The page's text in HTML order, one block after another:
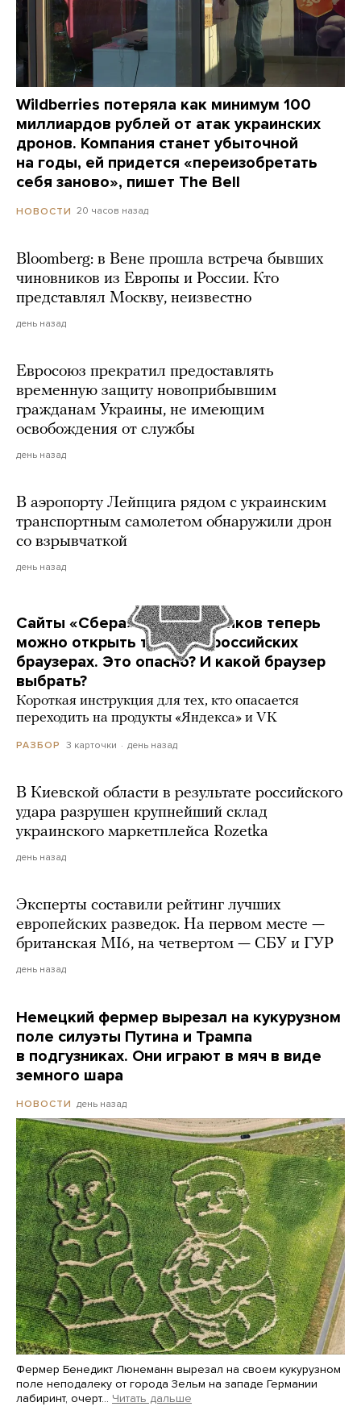
Wildberries потеряла как минимум 100
миллиардов рублей от атак украинских
дронов. Компания станет убыточной
на годы, ей придется «переизобретать
себя заново», пишет The Bell
НОВОСТИ 20 часов назад
Bloomberg: в Вене прошла встреча бывших
чиновников из Европы и России. Кто
представлял Москву, неизвестно
день назад
Евросоюз прекратил предоставлять
временную защиту новоприбывшим
гражданам Украины, не имеющим
освобождения от службы
день назад
В аэропорту Лейпцига рядом с украинским
транспортным самолетом обнаружили дрон
со взрывчаткой
день назад
Сайты «Сбера» и других банков теперь
можно открыть только в российских
браузерах. Это опасно? И какой браузер
выбрать?
Короткая инструкция для тех, кто опасается
переходить на продукты «Яндекса» и VK
РАЗБОР 3 карточки день назад
В Киевской области в результате российского
удара разрушен крупнейший склад
украинского маркетплейса Rozetka
день назад
Эксперты составили рейтинг лучших
европейских разведок. На первом месте —
британская MI6, на четвертом — СБУ и ГУР
день назад
Немецкий фермер вырезал на кукурузном
поле силуэты Путина и Трампа
в подгузниках. Они играют в мяч в виде
земного шара
НОВОСТИ день назад
Фермер Бенедикт Люнеманн вырезал на своем кукурузном
поле неподалеку от города Зельм на западе Германии
лабиринт, очерт… Читать дальше